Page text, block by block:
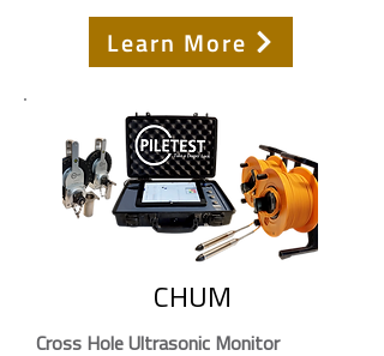
Learn More
CHUM
Cross Hole Ultrasonic Monitor